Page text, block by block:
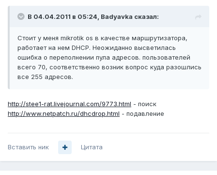
В 04.04.2011 в 05:24, Badyavka сказал:
Стоит у меня mikrotik os в качестве маршрутизатора,
работает на нем DHCP. Неожиданно высветилась
ошибка о переполнении пула адресов. пользователей
всего 70, соответственно возник вопрос куда разошлись
все 255 адресов.
http://stee1-rat.livejournal.com/9773.html - поиск
http://www.netpatch.ru/dhcdrop.html - подавление
Вставить ник Цитата